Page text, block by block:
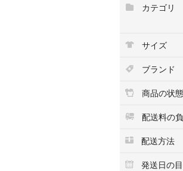
他サイトや店舗
になることも
こちらの商品は
います。
カテゴリ
サイズ
ブランド
商品の状態
配送料の
配送方法
発送日の